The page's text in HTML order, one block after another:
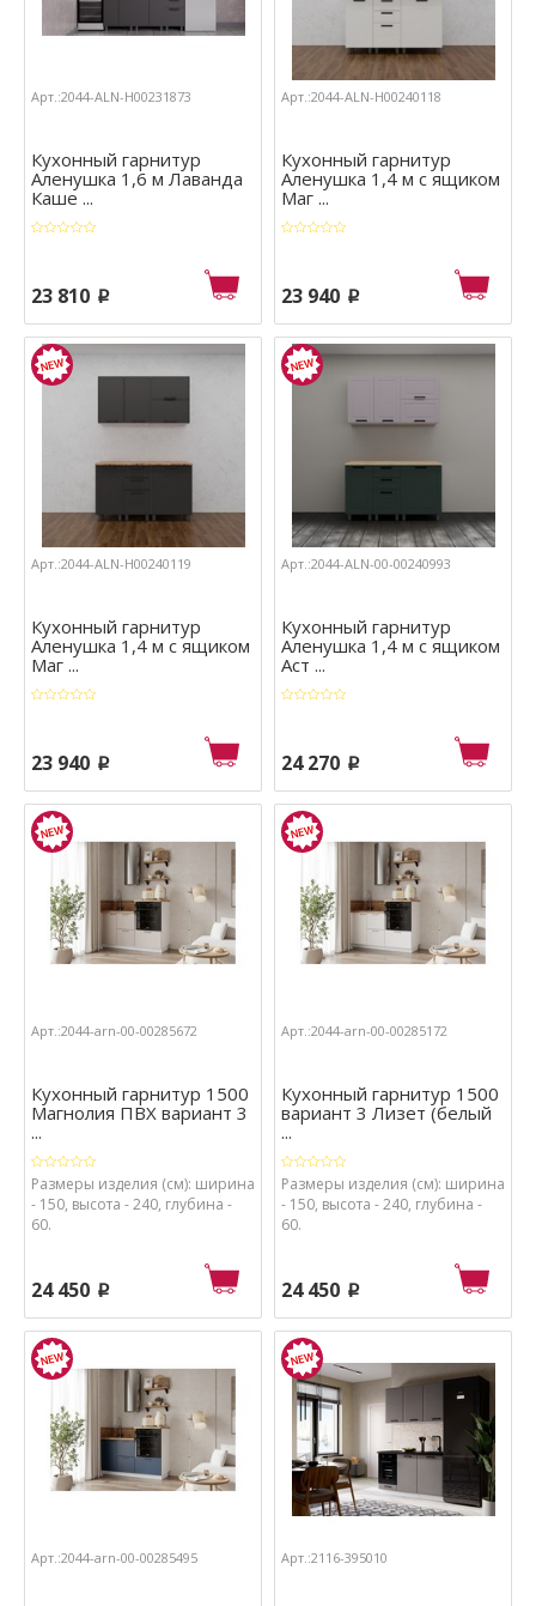
Арт.:2044-ALN-Н00231873
Кухонный гарнитур
Аленушка 1,6 м Лаванда
Каше ...
23 810 p
Арт.:2044-ALN-Н00240118
Кухонный гарнитур
Аленушка 1,4 м с ящиком
Маг ...
23 940 p
Арт.:2044-ALN-Н00240119
Кухонный гарнитур
Аленушка 1,4 м с ящиком
Маг ...
23 940 p
Арт.:2044-ALN-00-00240993
Кухонный гарнитур
Аленушка 1,4 м с ящиком
Аст ...
24 270 p
Арт.:2044-arn-00-00285672
Кухонный гарнитур 1500
Магнолия ПВХ вариант 3
...
Размеры изделия (см): ширина
- 150, высота - 240, глубина -
60.
24 450 p
Арт.:2044-arn-00-00285172
Кухонный гарнитур 1500
вариант 3 Лизет (белый
...
Размеры изделия (см): ширина
- 150, высота - 240, глубина -
60.
24 450 p
Арт.:2044-arn-00-00285495 Арт.:2116-395010